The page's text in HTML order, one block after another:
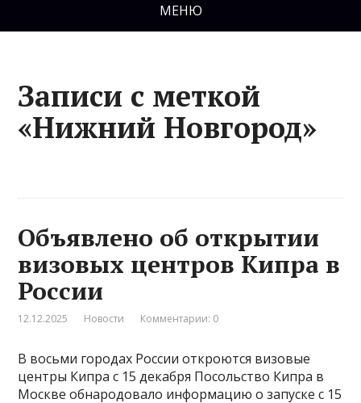
МЕНЮ
Записи с меткой
«Нижний Новгород»
Объявлено об открытии
визовых центров Кипра в
России
12.12.2025 Новости Комментарии: 0
В восьми городах России откроются визовые
центры Кипра с 15 декабря Посольство Кипра в
Москве обнародовало информацию о запуске с 15